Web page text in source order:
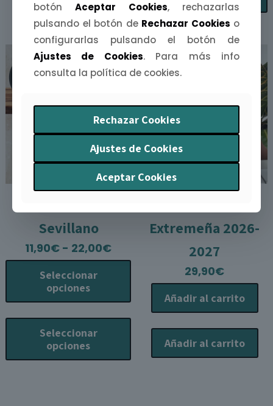
Sevillano
11,90€ - 22,00€Rango
de
11,90€
hasta
Seleccionar
opciones
Seleccionar
opciones
producto
múltiples
ESTRENO
Extremeña 2026-
2027
29,90€
Añadir al carrito
Añadir al carrito
botónAceptar Cookies, rechazarlas
pulsando el botón de Rechazar Cookies o
configurarlas pulsando el botón de
Ajustes de Cookies. Para más info
consulta la política de cookies.
Rechazar Cookies
Ajustes de Cookies
Aceptar Cookies